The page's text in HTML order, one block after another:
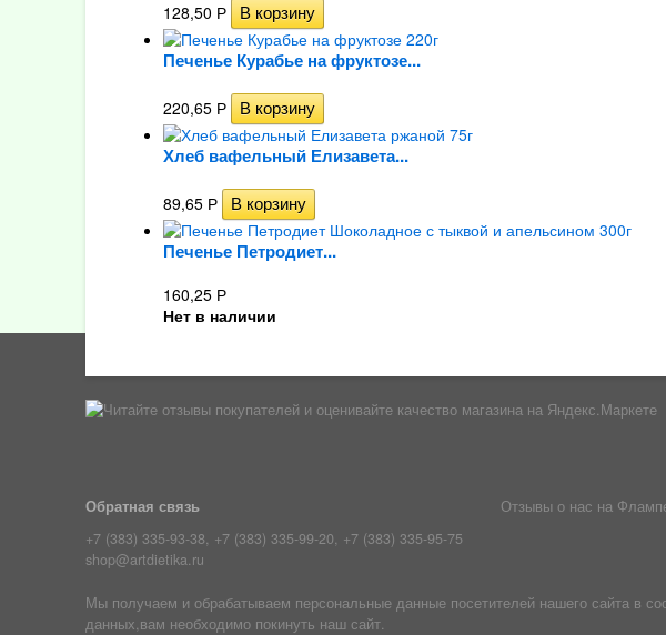
128,50 Р
Печенье Курабье на фруктозе...
220,65 Р
Хлеб вафельный Елизавета...
89,65 Р
Печенье Петродиет...
160,25 Р
Нет в наличии
Обратная связь
+7 (383) 335-93-38, +7 (383) 335-99-20, +7 (383) 335-95-75
shop@artdietika.ru
Отзывы о нас на
Мы получаем и обрабатываем персональные данные посетителей нашего сайта в
данных,вам необходимо покинуть наш сайт.